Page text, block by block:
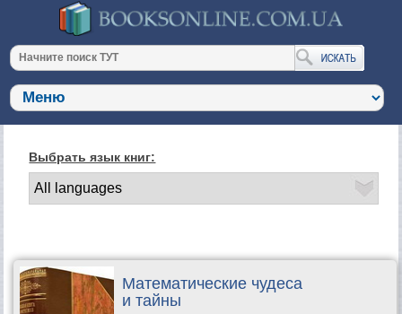
Выбрать язык книг:
Математические чудеса
и тайны